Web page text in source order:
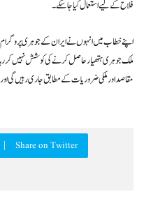
فلاح کے لیے استعمال کیا جا سکے۔
اپنے خطاب میں انہوں نے ایران کے جوہری پروگرام
ملک جوہری ہتھیار حاصل کرنے کی کوشش نہیں کر
مقاصد اور ملکی ضروریات کے مطابق جاری رہیں گی اور
Share on Twitter